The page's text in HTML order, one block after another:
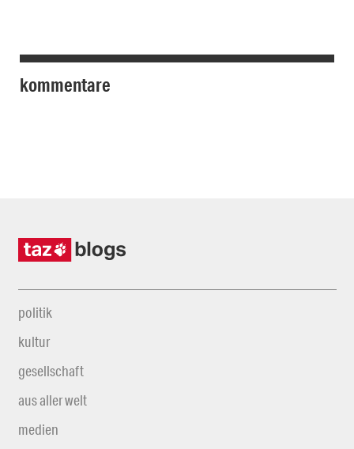
kommentare
politik
kultur
gesellschaft
aus aller welt
medien